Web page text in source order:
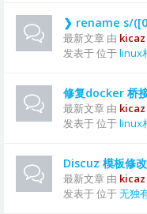
❯ rename s/
最新文章 由 kicaz
发表于 位于linux
修复docker 桥
最新文章 由 kicaz
发表于 位于linux
Discuz 模板修
最新文章 由 kicaz
发表于 位于无独